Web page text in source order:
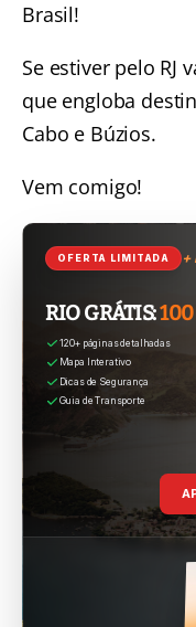
Brasil!
Se estiver pelo RJ
que engloba
Cabo e Búzios.
Vem comigo!
OFERTA LIMITADA +
RIO GRÁTIS:100
120+ páginas detalhadas
Mapa Interativo
Dicas de Segurança
Guia de Transporte